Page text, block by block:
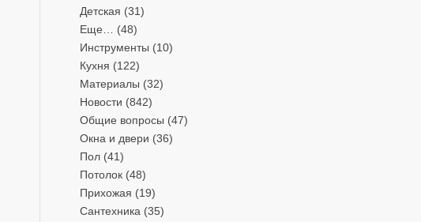
Детская (31)
Еще…
(48)
Инструменты (10)
Кухня (122)
Материалы (32)
Новости (842)
Общие вопросы (47)
Окна и двери (36)
Пол(41)
Потолок(48)
Прихожая (19)
Сантехника (35)